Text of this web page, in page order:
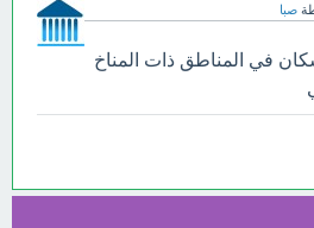
صبا
في المناطق ذات المناخ